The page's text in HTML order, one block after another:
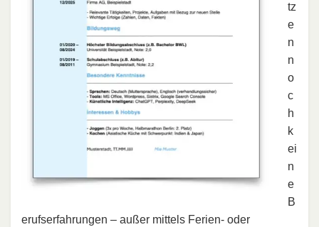
tz
e
n
n
o
c
h
k
ei
n
e
B
erufserfahrungen – außer mittels Ferien- oder